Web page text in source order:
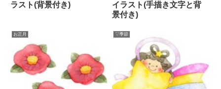
ラスト(背景付き)
イラスト(手描き文字と背
景付き)
お正月 ▽季節